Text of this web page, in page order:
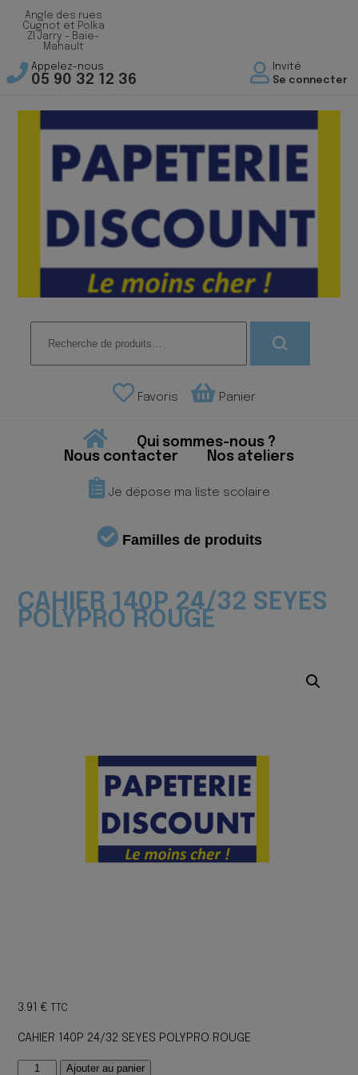
Angle des rues
Cugnot et Polka
ZI Jarry - Baie-
Mahault
Appelez-nous
05 90 32 12 36
Invité
Se connecter
pour :
Favoris Panier
Qui sommes-nous ?
Nous contacter
Nos ateliers
Je dépose ma liste scolaire
Familles de produits
CAHIER 140P 24/32 SEYES
POLYPRO ROUGE
3.91€ TTC
CAHIER 140P 24/32 SEYES POLYPRO ROUGE
quantité Ajouter au panier